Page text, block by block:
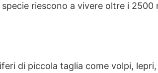
riescono a vivere oltre i 2500
di piccola taglia come volpi,